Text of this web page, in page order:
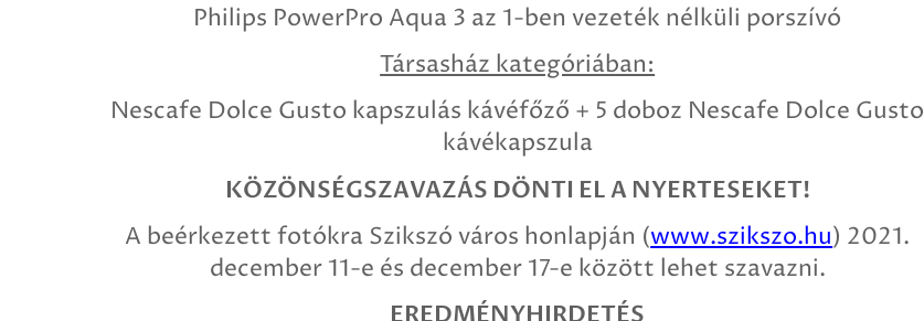
Philips PowerPro Aqua 3 az 1-ben vezeték nélküli porszívó
Társasház kategóriában:
Nescafe Dolce Gusto kapszulás kávéfőző + 5 doboz Nescafe Dolce Gusto
kávékapszula
KÖZÖNSÉGSZAVAZÁS DÖNTI EL A NYERTESEKET!
A beérkezett fotókra Szikszó város honlapján (www.szikszo.hu) 2021.
december 11-e és december 17-e között lehet szavazni.